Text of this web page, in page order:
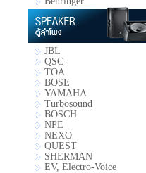
JBL
QSC
TOA
BOSE
YAMAHA
Turbosound
BOSCH
NPE
NEXO
QUEST
SHERMAN
EV, Electro-Voice